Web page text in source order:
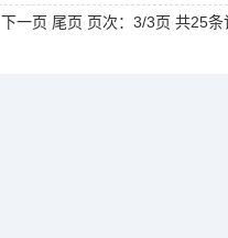
下一页 尾页 页次：3/3页 共25条